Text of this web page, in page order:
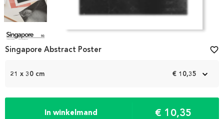
1
21 x 30 cm € 10,35
In winkelmand € 10,35
Singapore Abstract Poster favorite_border